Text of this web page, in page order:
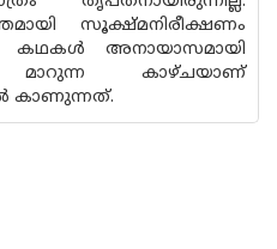
സൂക്ഷ്‌മനിരീക്ഷണം
കഥകള്‍ അനായാസമായി
മാറുന്ന കാഴ്‌ചയാണ്‌
കാണുന്നത്‌.